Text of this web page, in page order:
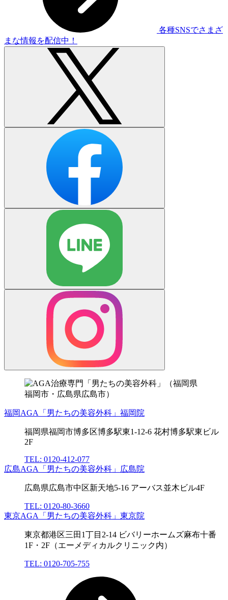
各種SNSでさまざ
まな情報を配信中！
福岡AGA「男たちの美容外科」福岡院
福岡県福岡市博多区博多駅東1-12-6 花村博多駅東ビル
2F
TEL: 0120-412-077
広島AGA「男たちの美容外科」広島院
広島県広島市中区新天地5-16 アーバス並木ビル4F
TEL: 0120-80-3660
東京AGA「男たちの美容外科」東京院
東京都港区三田1丁目2-14 ビバリーホームズ麻布十番
1F・2F（エーメディカルクリニック内）
TEL: 0120-705-755